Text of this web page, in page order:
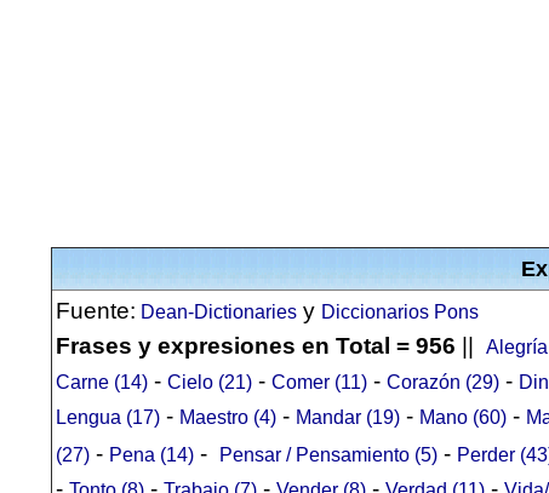
Fuente: Dean-Dictionaries y Diccionarios Pons
Frases y expresiones en Total = 956
Carne (14) - Cielo (21) - Comer (11) - Corazón (29) -
Lengua (17) - Maestro (4) - Mandar (19) - Mano (60) -
(27) - Pena (14) - Pensar / Pensamiento (5) - Perder